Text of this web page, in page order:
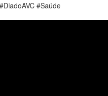
#Saúde